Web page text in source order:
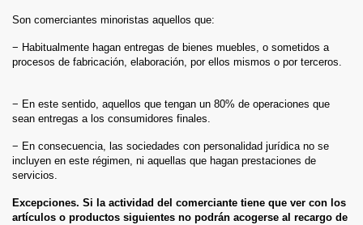
Son comerciantes minoristas aquellos que:
− Habitualmente hagan entregas de bienes muebles, o sometidos a
procesos de fabricación, elaboración, por ellos mismos o por terceros.
− En este sentido, aquellos que tengan un 80% de operaciones que
sean entregas a los consumidores finales.
− En consecuencia, las sociedades con personalidad jurídica no se
incluyen en este régimen, ni aquellas que hagan prestaciones de
servicios.
Excepciones. Si la actividad del comerciante tiene que ver con los
artículos o productos siguientes no podrán acogerse al recargo de